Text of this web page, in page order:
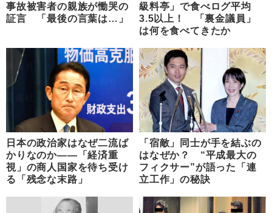
事故被害者の親族が慟哭の
証言 「最後の言葉は…」
級料亭」で食べログ平均
3.5以上！ 「裏金議員」
は何を食べてきたか
日本の政治家はなぜ二流ば
かりなのか――「経済重
視」の商人国家を待ち受け
る「残念な末路」
「宿敵」同士が手を結ぶの
はなぜか？ “平成最大の
フィクサー”が語った「連
立工作」の秘訣